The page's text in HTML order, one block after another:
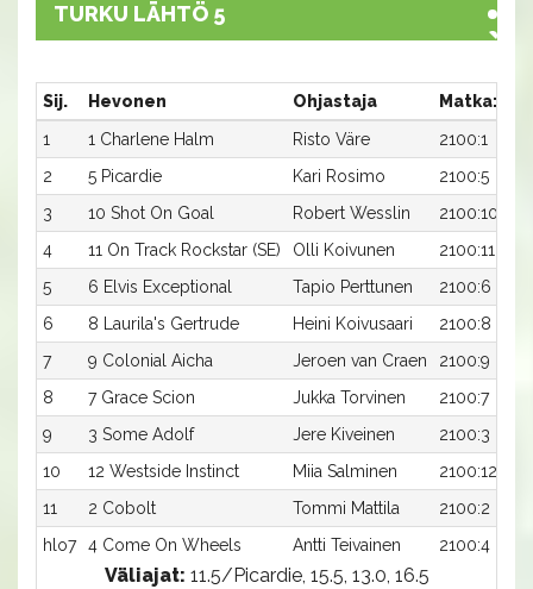
TURKU LÄHTÖ 5
Sij. Hevonen Ohjastaja
1
1 Charlene Halm Risto Väre
2100:1
2
5 Picardie Kari Rosimo
2100:5
3
10 Shot On Goal Robert Wesslin
2100:10
4
11 On Track Rockstar (SE) Olli Koivunen
2100:11
5
6 Elvis Exceptional Tapio Perttunen
2100:6
6
8 Laurila's Gertrude Heini Koivusaari
2100:8
7
9 Colonial Aicha Jeroen van Craen
2100:9
8
7 Grace Scion Jukka Torvinen
2100:7
9
3 Some Adolf Jere Kiveinen
2100:3
10
12 Westside Instinct Miia Salminen
2100:12
11
2 Cobolt Tommi Mattila
2100:2
hlo7
4 Come On Wheels Antti Teivainen 2100:4
Väliajat: 11.5/Picardie, 15.5, 13.0, 16.5